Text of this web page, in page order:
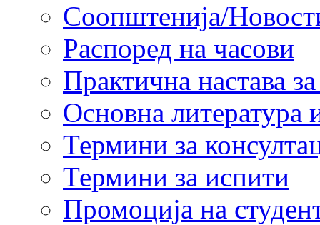
Соопштенија/
Распоред на часови
Практична настава
Основна литература
Термини за
Термини за испити
Промоција на